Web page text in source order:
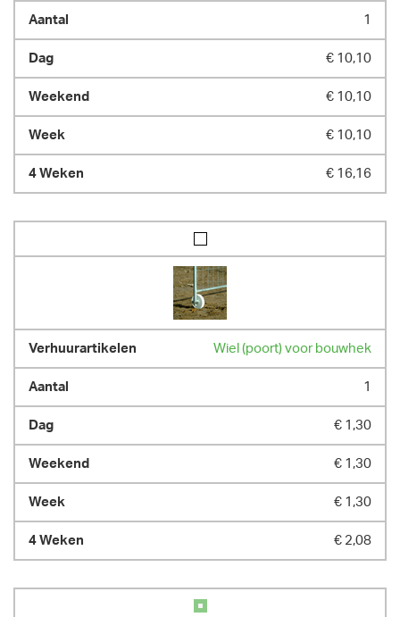
1
€ 10,10
€ 10,10
€ 10,10
€ 16,16
Wiel (poort) voor bouwhek
1
€ 1,30
€ 1,30
€ 1,30
€ 2,08